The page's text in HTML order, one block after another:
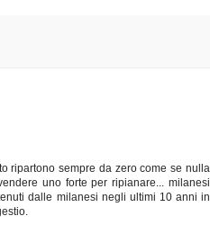
ripartono sempre da zero come se nulla
uno forte per ripianare... milanesi
dalle milanesi negli ultimi 10 anni in